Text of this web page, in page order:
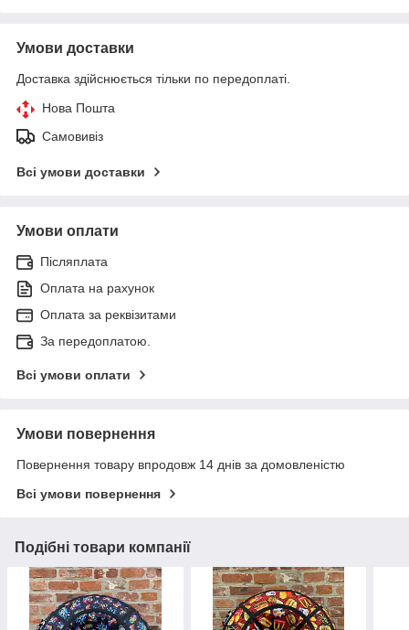
Умови доставки
Доставка здійснюється тільки по передоплаті.
Нова Пошта
Самовивіз
Всі умови доставки
Умови оплати
Післяплата
Оплата на рахунок
Оплата за реквізитами
За передоплатою.
Всі умови оплати
Умови повернення
Повернення товару впродовж 14 днів за домовленістю
Всі умови повернення
Подібні товари компанії